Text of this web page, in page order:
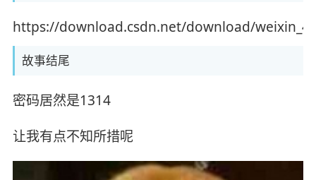
https://download.csdn.net/download/
故事结尾
密码居然是1314
让我有点不知所措呢